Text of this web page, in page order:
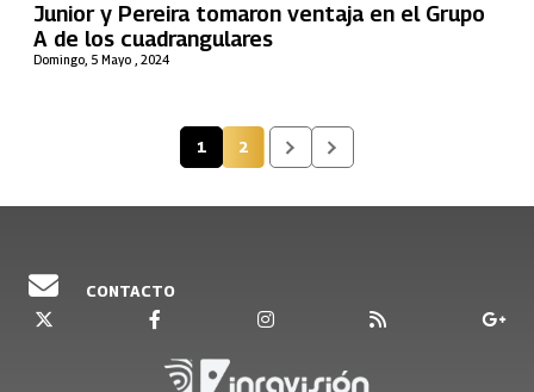
Domingo, 5 Mayo , 2024
Junior y Pereira tomaron ventaja en el Grupo
A de los cuadrangulares
Página actual
1 Página
2
CONTACTO